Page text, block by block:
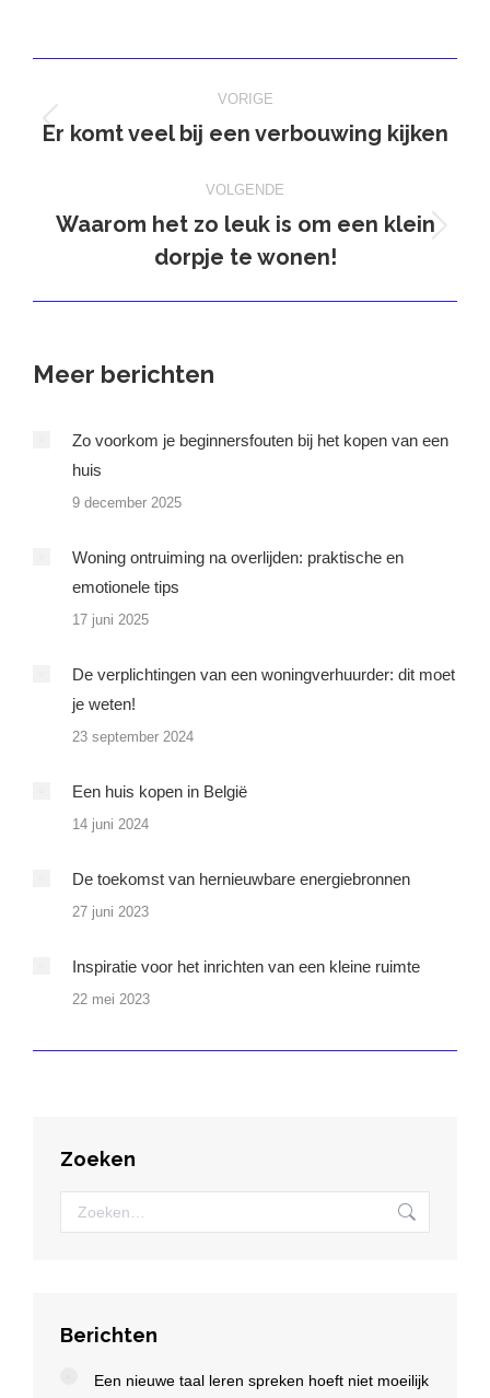
navigatie
VORIGE
Vorig
Er komt veel bij een verbouwing kijken
VOLGENDE
bericht
Waarom het zo leuk is om een klein
dorpje te wonen!
Meer berichten
Zo voorkom je beginnersfouten bij het kopen van een
huis
9 december 2025
Woning ontruiming na overlijden: praktische en
emotionele tips
17 juni 2025
De verplichtingen van een woningverhuurder: dit moet
je weten!
23 september 2024
Een huis kopen in België
14 juni 2024
De toekomst van hernieuwbare energiebronnen
27 juni 2023
Inspiratie voor het inrichten van een kleine ruimte
22 mei 2023
Zoeken
Zoeken:
Berichten
Een nieuwe taal leren spreken hoeft niet moeilijk